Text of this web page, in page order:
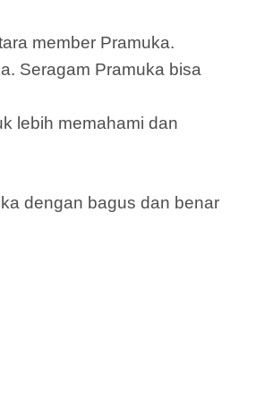
member Pramuka.
Seragam Pramuka bisa
lebih memahami dan
dengan bagus dan benar